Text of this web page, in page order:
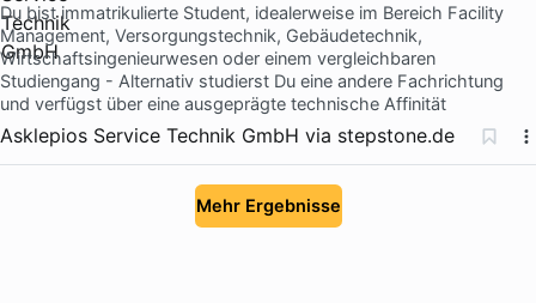
Du bist immatrikulierte Student, idealerweise im Bereich Facility
Management, Versorgungstechnik, Gebäudetechnik,
Wirtschaftsingenieurwesen oder einem vergleichbaren
Studiengang - Alternativ studierst Du eine andere Fachrichtung
und verfügst über eine ausgeprägte technische Affinität
Asklepios Service Technik GmbH via stepstone.de
Mehr Ergebnisse